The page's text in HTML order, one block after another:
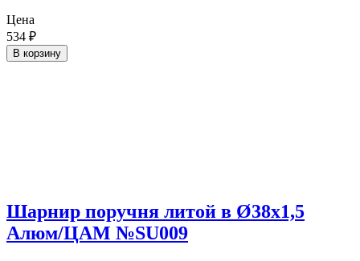
Цена
534 ₽
В корзину
Шарнир поручня литой в Ø38х1,5
Алюм/ЦАМ №SU009